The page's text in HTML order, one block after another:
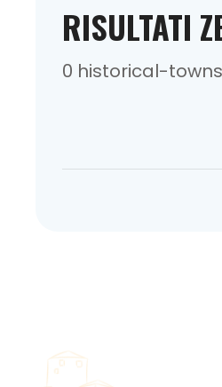
RISULTATI
0 historical-